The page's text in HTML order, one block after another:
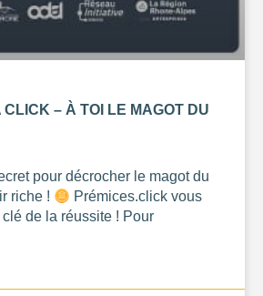
– À TOI LE MAGOT DU
pour décrocher le magot du
riche !
Prémices.click vous
de la réussite ! Pour